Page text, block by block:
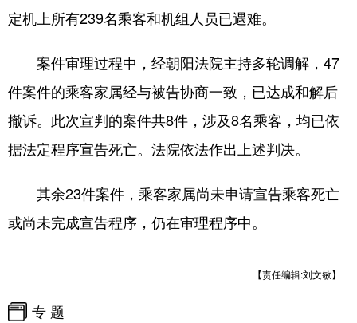
广东 广西 海南
四川 贵州 云南 西藏
陕西 甘肃 青海 宁夏
新疆 内蒙古 黑龙江
多语种频道
English Español Français
定机上所有239名乘客和机组人员已遇难。
案件审理过程中，经朝阳法院主持多轮调解，47
件案件的乘客家属经与被告协商一致，已达成和解后
撤诉。此次宣判的案件共8件，涉及8名乘客，均已依
据法定程序宣告死亡。法院依法作出上述判决。
其余23件案件，乘客家属尚未申请宣告乘客死亡
或尚未完成宣告程序，仍在审理程序中。
【责任编辑:刘文敏】
专 题